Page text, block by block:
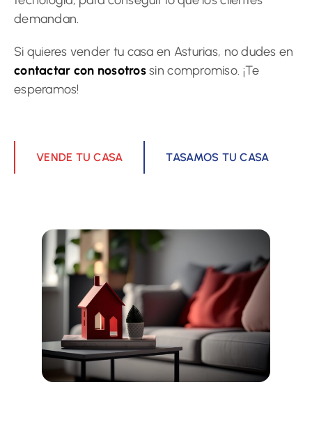
demandan.
Si quieres vender tu casa en Asturias, no dudes en
contactar con nosotrossin compromiso. ¡Te
esperamos!
VENDE TU CASA TASAMOS TU CASA